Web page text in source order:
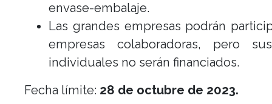
envase-embalaje.
Las grandes empresas podrán
empresas colaboradoras, pero
individuales no serán financiados.
Fecha límite: 28 de octubre de 2023.